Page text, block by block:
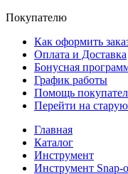
Покупателю
Как оформить
Оплата и Доставка
Бонусная
График работы
Помощь
Перейти на
Главная
Каталог
Инструмент
Инструмент Snap-